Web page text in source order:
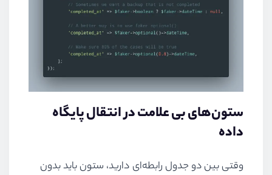
ستون‌های بی علامت در انتقال پایگاه
داده
وقتی بین دو جدول رابطه‌ای دارید، ستون باید بدون